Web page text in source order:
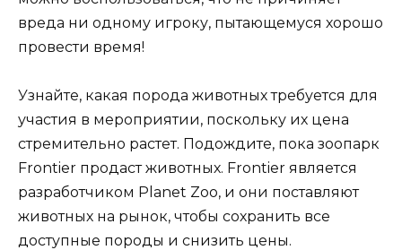
вреда ни одному игроку, пытающемуся хорошо
провести время!
Узнайте, какая порода животных требуется для
участия в мероприятии, поскольку их цена
стремительно растет. Подождите, пока зоопарк
Frontier продаст животных. Frontier является
разработчиком Planet Zoo, и они поставляют
животных на рынок, чтобы сохранить все
доступные породы и снизить цены.